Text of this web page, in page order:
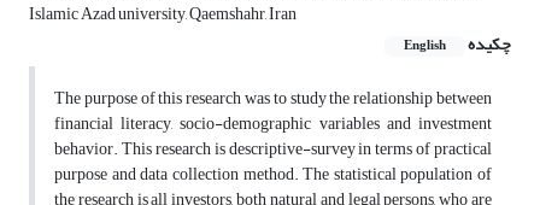
Islamic Azad university, Qaemshahr, Iran
چکیده
English
The purpose of this research was to study the relationship between
financial literacy, socio-demographic variables and investment
behavior. This research is descriptive-survey in terms of practical
purpose and data collection method. The statistical population of